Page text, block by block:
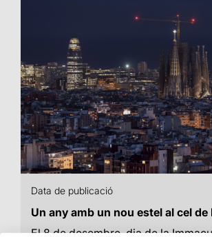
Data de publicació
Un any amb un nou estel al cel de
El 8 de desembre, dia de la